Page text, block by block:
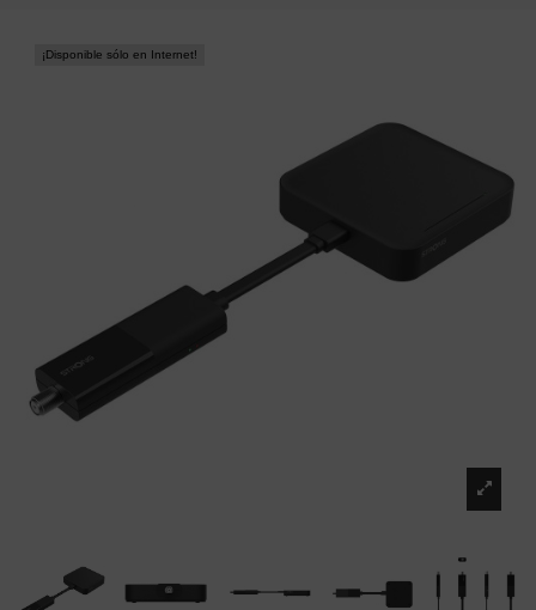
¡Disponible sólo en Internet!